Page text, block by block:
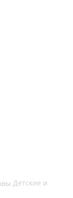
Детские и